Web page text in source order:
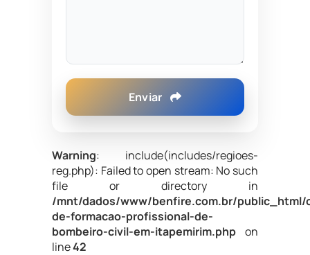
Enviar
Warning: include(includes/regioes-
reg.php): Failed to open stream: No such
file or directory in
/mnt/dados/www/benfire.com.br/public_html/
de-formacao-profissional-de-
bombeiro-civil-em-itapemirim.phpon
line42